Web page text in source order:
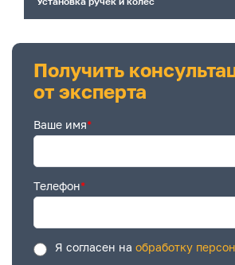
Получить
от эксперта
Ваше имя*
Телефон*
Я согласен на обработку